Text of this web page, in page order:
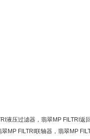
液压过滤器，翡翠MP FILTRI返
MP FILTRI联轴器，翡翠MP